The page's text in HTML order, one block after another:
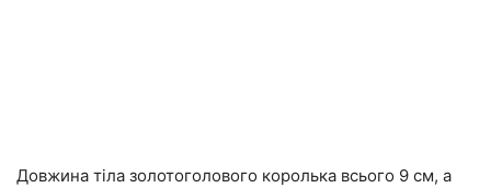
Довжина тіла золотоголового королька всього 9 см, а